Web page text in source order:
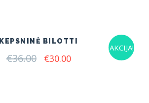
AKCIJA!
KEPSNINĖ BILOTTI
€36.00 Original
€30.00Current